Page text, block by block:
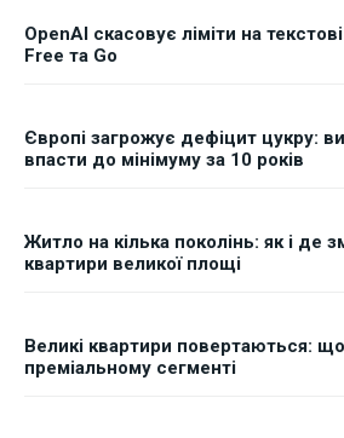
OpenAI скасовує ліміти на
Free та Go
Європі загрожує дефіцит цукру:
впасти до мінімуму за 10 років
Житло на кілька поколінь: як і де
квартири великої площі
Великі квартири повертаються:
преміальному сегменті